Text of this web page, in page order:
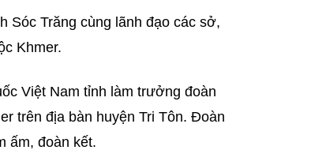
Sóc Trăng cùng lãnh đạo các sở,
Khmer.
Việt Nam tỉnh làm trưởng đoàn
trên địa bàn huyện Tri Tôn. Đoàn
ấm, đoàn kết.